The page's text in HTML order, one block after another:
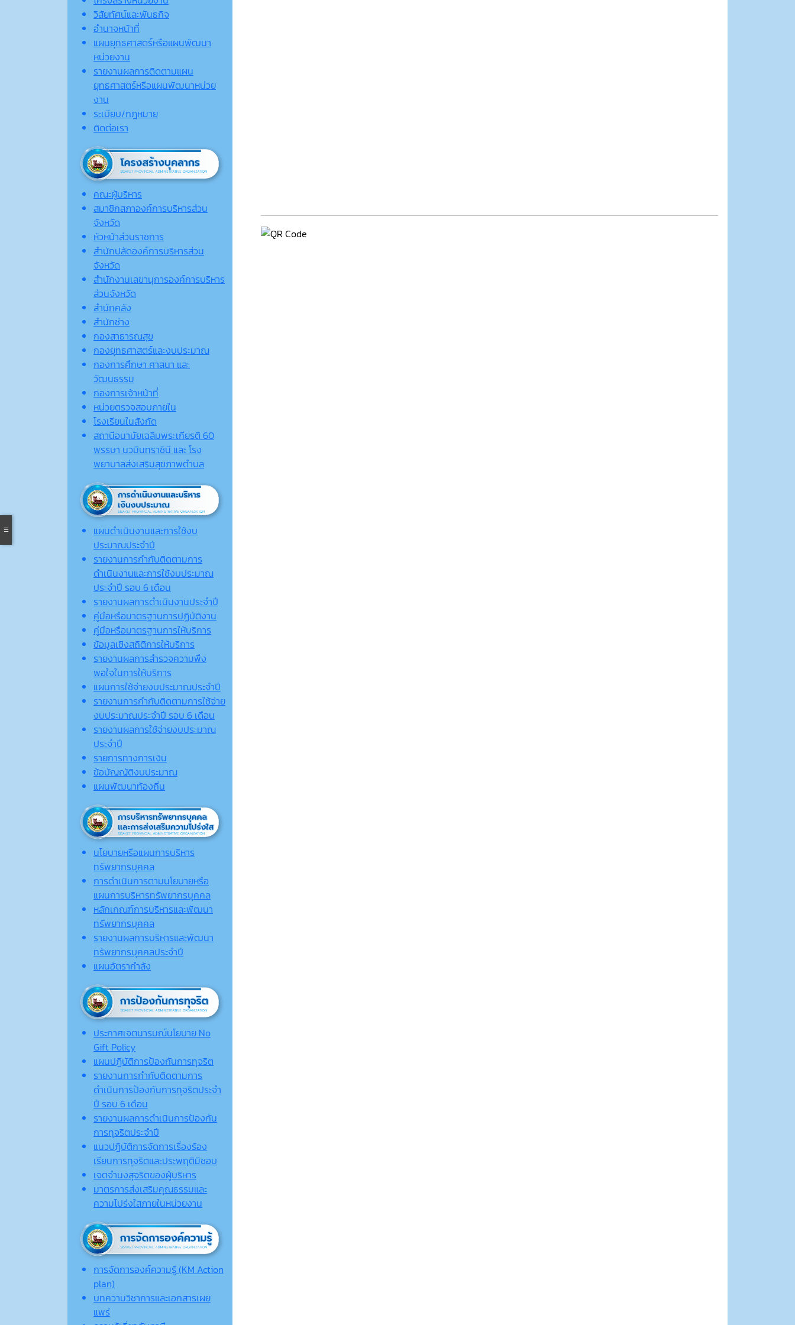
วิสัยทัศน์และพันธกิจ
อำนาจหน้าที่
แผนยุทธศาสตร์หรือแผนพัฒนา
หน่วยงาน
รายงานผลการติดตามแผน
ยุทธศาสตร์หรือแผนพัฒนาหน่วย
งาน
ระเบียบ/กฎหมาย
ติดต่อเรา
คณะผู้บริหาร
สมาชิกสภาองค์การบริหารส่วน
จังหวัด
หัวหน้าส่วนราชการ
สำนักปลัดองค์การบริหารส่วน
จังหวัด
สำนักงานเลขานุการองค์การบริหาร
ส่วนจังหวัด
สำนักคลัง
สำนักช่าง
กองสาธารณสุข
กองยุทธศาสตร์และงบประมาณ
กองการศึกษา ศาสนา และ
วัฒนธรรม
กองการเจ้าหน้าที่
หน่วยตรวจสอบภายใน
โรงเรียนในสังกัด
สถานีอนามัยเฉลิมพระเกียรติ 60
พรรษา นวมินทราชินี และ โรง
พยาบาลส่งเสริมสุขภาพตำบล
แผนดำเนินงานและการใช้งบ
ประมาณประจำปี
รายงานการกำกับติดตามการ
ดำเนินงานและการใช้งบประมาณ
ประจำปี รอบ 6 เดือน
รายงานผลการดำเนินงานประจำปี
คู่มือหรือมาตรฐานการปฏิบัติงาน
คู่มือหรือมาตรฐานการให้บริการ
ข้อมูลเชิงสถิติการให้บริการ
รายงานผลการสำรวจความพึง
พอใจในการให้บริการ
แผนการใช้จ่ายงบประมาณประจำปี
รายงานการกำกับติดตามการใช้จ่าย
งบประมาณประจำปี รอบ 6 เดือน
รายงานผลการใช้จ่ายงบประมาณ
ประจำปี
รายการทางการเงิน
ข้อบัญญัติงบประมาณ
แผนพัฒนาท้องถิ่น
นโยบายหรือแผนการบริหาร
ทรัพยากรบุคคล
การดำเนินการตามนโยบายหรือ
แผนการบริหารทรัพยากรบุคคล
หลักเกณฑ์การบริหารและพัฒนา
ทรัพยากรบุคคล
รายงานผลการบริหารและพัฒนา
ทรัพยากรบุคคลประจำปี
แผนอัตรากำลัง
ประกาศเจตนารมณ์นโยบาย No
Gift Policy
แผนปฏิบัติการป้องกันการทุจริต
รายงานการกำกับติดตามการ
ดำเนินการป้องกันการทุจริตประจำ
ปี รอบ 6 เดือน
รายงานผลการดำเนินการป้องกัน
การทุจริตประจำปี
แนวปฏิบัติการจัดการเรื่องร้อง
เรียนการทุจริตและประพฤติมิชอบ
เจตจํานงสุจริตของผู้บริหาร
มาตรการส่งเสริมคุณธรรมและ
ความโปร่งใสภายในหน่วยงาน
การจัดการองค์ความรู้ (KM Action
plan)
บทความวิชาการและเอกสารเผย
แพร่